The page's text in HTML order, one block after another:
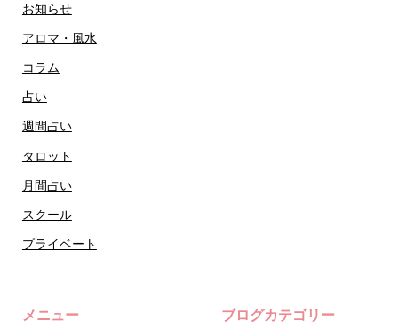
お知らせ
アロマ・風水
コラム
占い
週間占い
タロット
月間占い
スクール
プライベート
メニュー ブログカテゴリー